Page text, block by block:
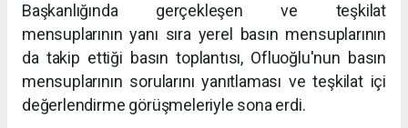
Başkanlığında gerçekleşen ve teşkilat
mensuplarının yanı sıra yerel basın mensuplarının
da takip ettiği basın toplantısı, Ofluoğlu'nun basın
mensuplarının sorularını yanıtlaması ve teşkilat içi
değerlendirme görüşmeleriyle sona erdi.